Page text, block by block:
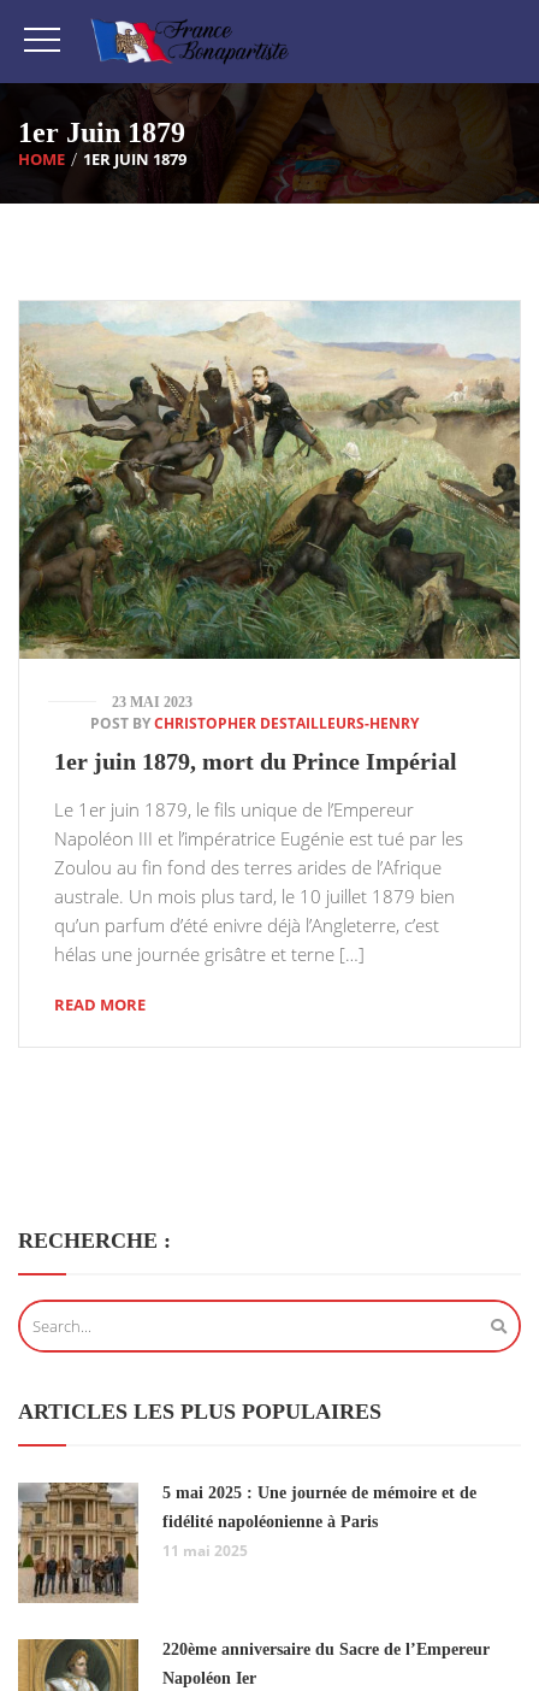
1er Juin 1879
HOME 1ER JUIN 1879
23 MAI 2023
POST BYCHRISTOPHER DESTAILLEURS-HENRY
1er juin 1879, mort du Prince Impérial
Le 1er juin 1879, le fils unique de l’Empereur
Napoléon III et l’impératrice Eugénie est tué par les
Zoulou au fin fond des terres arides de l’Afrique
australe. Un mois plus tard, le 10 juillet 1879 bien
qu’un parfum d’été enivre déjà l’Angleterre, c’est
hélas une journée grisâtre et terne […]
READ MORE
RECHERCHE :
ARTICLES LES PLUS POPULAIRES
5 mai 2025 : Une journée de mémoire et de
fidélité napoléonienne à Paris
11 mai 2025
220ème anniversaire du Sacre de l’Empereur
Napoléon Ier